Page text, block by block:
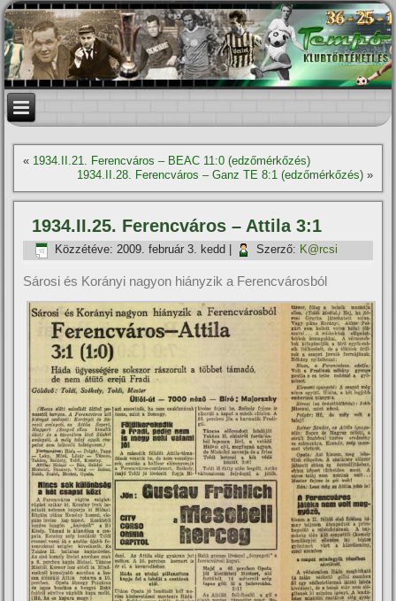
« 1934.II.21. Ferencváros – BEAC 11:0 (edzőmérkőzés)
1934.II.28. Ferencváros – Ganz TE 8:1 (edzőmérkőzés)»
1934.II.25. Ferencváros – Attila 3:1
Közzétéve: 2009. február 3. kedd Szerző: K@rcsi
Sárosi és Korányi nagyon hiányzik a Ferencvárosból